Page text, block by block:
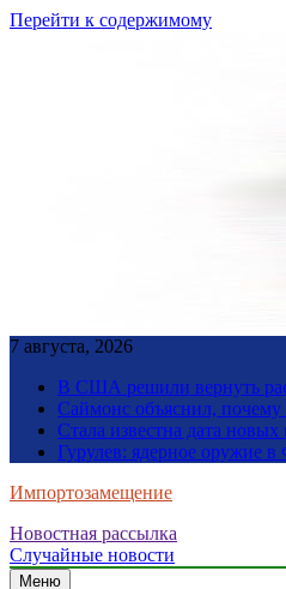
Перейти к содержимому
7 августа, 2026
В США решили вернуть
Саймонс объяснил,
Стала известна дата
Гурулев: ядерное оружие
Импортозамещение
Новостная рассылка
Случайные новости
Меню